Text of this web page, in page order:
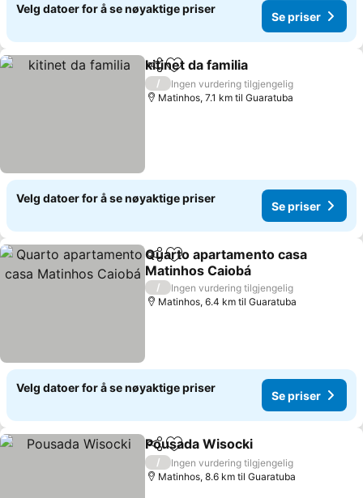
Velg datoer for å se nøyaktige priser
Se priser
Del Legg til i favoritter
kitinet da familia
/
Ingen vurdering tilgjengelig
Matinhos, 7.1 km til Guaratuba
Velg datoer for å se nøyaktige priser
Se priser
Del Legg til i favoritter
Quarto apartamento casa
Matinhos Caiobá
Se priser
/
Ingen vurdering tilgjengelig
Matinhos, 6.4 km til Guaratuba
Velg datoer for å se nøyaktige priser
Se priser
Del Legg til i favoritter
Pousada Wisocki
/
Ingen vurdering tilgjengelig
Matinhos, 8.6 km til Guaratuba